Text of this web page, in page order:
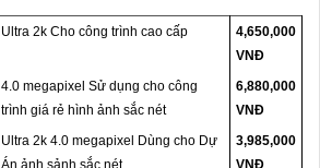
Ultra 2k Cho công trình cao cấp
4,650,000
VNĐ
4.0 megapixel Sử dụng cho công
trình giá rẻ hình ảnh sắc nét
6,880,000
VNĐ
Ultra 2k 4.0 megapixel Dùng cho Dự
3,985,000